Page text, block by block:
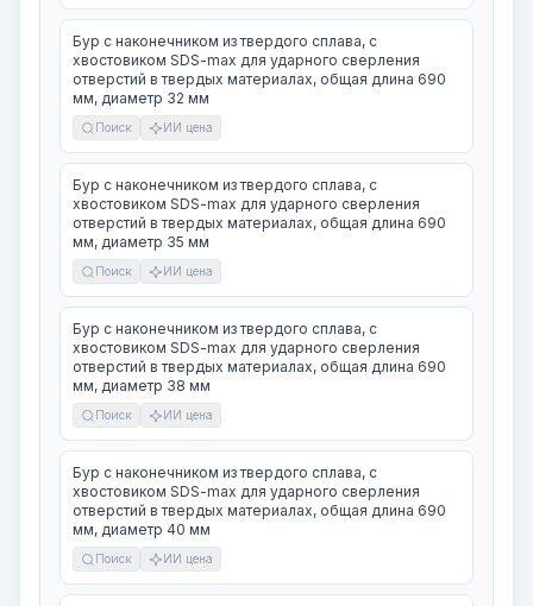
Бур с наконечником из твердого сплава, с
хвостовиком SDS-max для ударного сверления
отверстий в твердых материалах, общая длина 690
мм, диаметр 32 мм
Поиск ИИ цена
Бур с наконечником из твердого сплава, с
хвостовиком SDS-max для ударного сверления
отверстий в твердых материалах, общая длина 690
мм, диаметр 35 мм
Поиск ИИ цена
Бур с наконечником из твердого сплава, с
хвостовиком SDS-max для ударного сверления
отверстий в твердых материалах, общая длина 690
мм, диаметр 38 мм
Поиск ИИ цена
Бур с наконечником из твердого сплава, с
хвостовиком SDS-max для ударного сверления
отверстий в твердых материалах, общая длина 690
мм, диаметр 40 мм
Поиск ИИ цена